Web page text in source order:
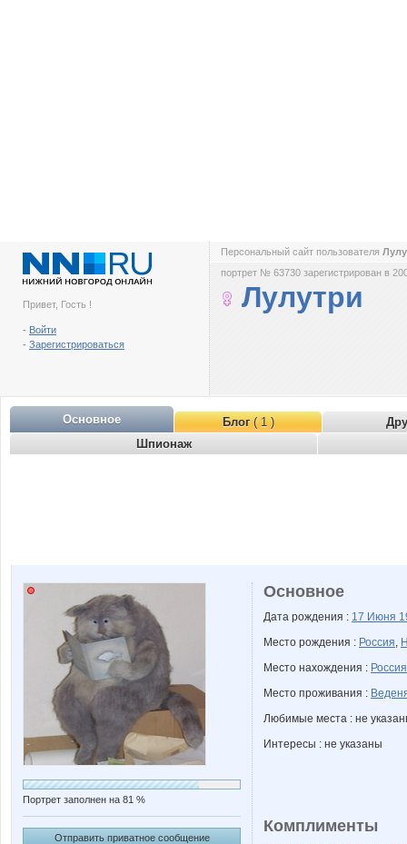
Привет, Гость !
- Войти
- Зарегистрироваться
Персональный сайт пользователя
портрет № 63730 зарегистрирован в
Лулутри
Основное Блог( 1 )
Шпионаж
Портрет заполнен на 81 %
Отправить приватное сообщение
Основное
Дата рождения : 17 Июня
Место рождения : Россия,
Место нахождения : Россия
Место проживания :
Любимые места : не
Интересы : не указаны
Комплименты